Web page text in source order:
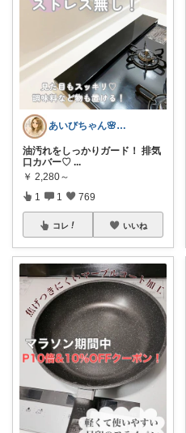
あいびちゃん🌸２児mama
油汚れをしっかりガード！ 排気
口カバー♡ ...
￥ 2,280～
1 1 769
コレ いいね